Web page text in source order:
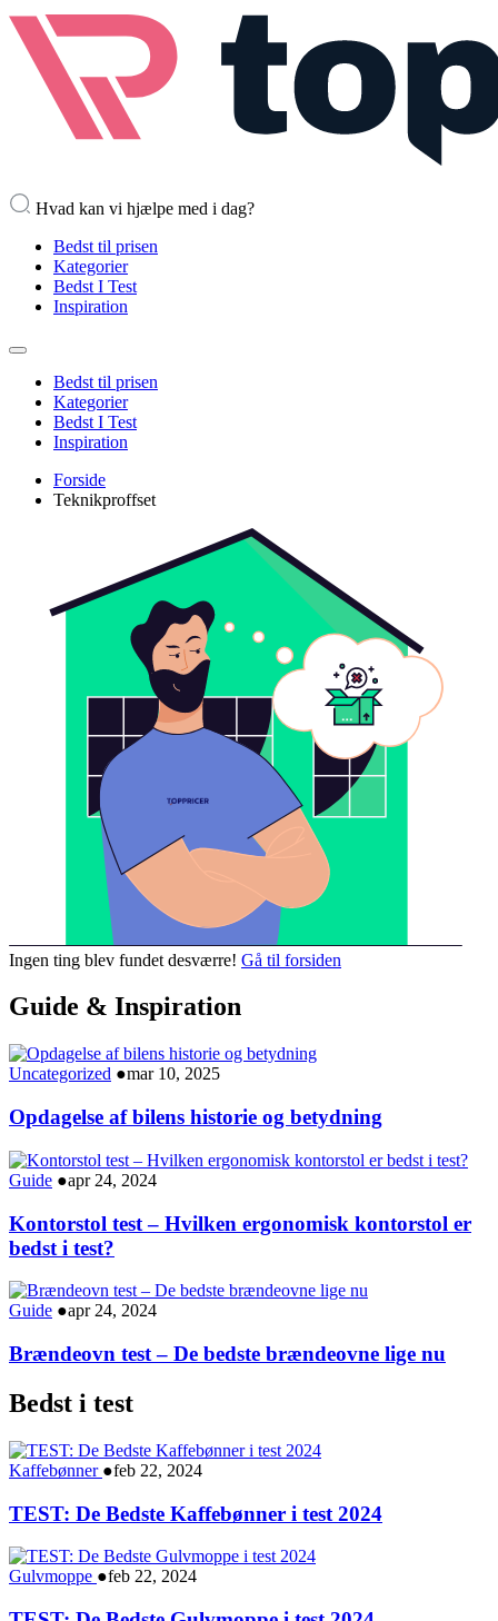
Hvad kan vi hjælpe med i dag?
Bedst til prisen
Kategorier
Bedst I Test
Inspiration
Bedst til prisen
Kategorier
Bedst I Test
Inspiration
Forside
Teknikproffset
Ingen ting blev fundet desværre! Gå til forsiden
Guide & Inspiration
Uncategorized ●mar 10, 2025
Opdagelse af bilens historie og betydning
Guide ●apr 24, 2024
Kontorstol test – Hvilken ergonomisk kontorstol er
bedst i test?
Guide ●apr 24, 2024
Brændeovn test – De bedste brændeovne lige nu
Bedst i test
Kaffebønner ●feb 22, 2024
TEST: De Bedste Kaffebønner i test 2024
Gulvmoppe ●feb 22, 2024